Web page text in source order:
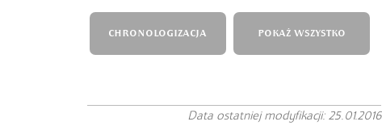
CHRONOLOGIZACJA POKAŻ WSZYSTKO
Data ostatniej modyfikacji: 25.01.2016